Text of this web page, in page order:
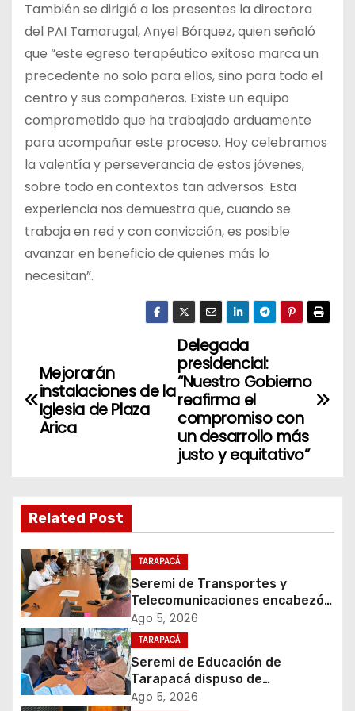
También se dirigió a los presentes la directora
del PAI Tamarugal, Anyel Bórquez, quien señaló
que “este egreso terapéutico exitoso marca un
precedente no solo para ellos, sino para todo el
centro y sus compañeros. Existe un equipo
comprometido que ha trabajado arduamente
para acompañar este proceso. Hoy celebramos
la valentía y perseverancia de estos jóvenes,
sobre todo en contextos tan adversos. Esta
experiencia nos demuestra que, cuando se
trabaja en red y con convicción, es posible
avanzar en beneficio de quienes más lo
necesitan”.
a
a
c
i
ó
n
d
Delegada
presidencial:
“Nuestro Gobierno
reafirma el
compromiso con
un desarrollo más
justo y equitativo”
Mejorarán
instalaciones de la
Iglesia de Plaza
Arica
Related Post
TARAPACÁ
Seremi de Transportes y
Telecomunicaciones encabezó
primera mesa de coordinación
para el retiro de cables en
desuso en Iquique
Ago 5, 2026
TARAPACÁ
Seremi de Educación de
Tarapacá dispuso de
facilitadores para apoyar
Ago 5, 2026